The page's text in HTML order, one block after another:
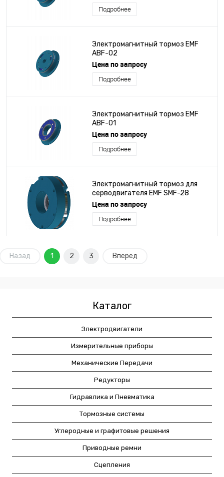
Подробнее
Электромагнитный тормоз EMF
ABF-02
Цена по запросу
Подробнее
Электромагнитный тормоз EMF
ABF-01
Цена по запросу
Подробнее
Электромагнитный тормоз для
серводвигателя EMF SMF-28
Цена по запросу
Подробнее
Назад 1 2 3 Вперед
Каталог
Электродвигатели
Измерительные приборы
Механические Передачи
Редукторы
Гидравлика и Пневматика
Тормозные системы
Углеродные и графитовые решения
Приводные ремни
Сцепления